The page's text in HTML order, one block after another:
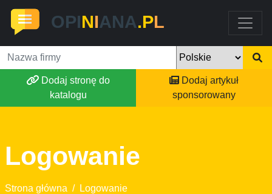
OPINIANA.PL
Dodaj stronę do
katalogu
Dodaj artykuł
sponsorowany
Logowanie
Strona główna / Logowanie